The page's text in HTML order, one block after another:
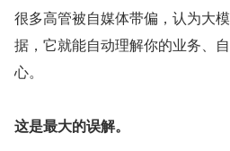
很多高管被自媒体带偏，认为大
据，它就能自动理解你的业务、
心。
这是最大的误解。